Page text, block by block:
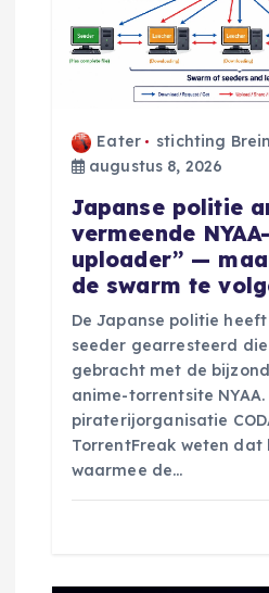
Eater
stichting
augustus 8, 2026
Japanse politie
vermeende
uploader” —
de swarm te
De Japanse politie
seeder gearresteerd
gebracht met de
anime-torrentsite
piraterijorganisatie
TorrentFreak weten dat
waarmee de…